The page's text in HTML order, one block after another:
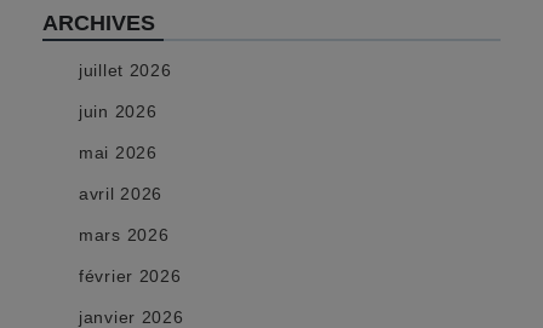
ARCHIVES
juillet 2026
juin 2026
mai 2026
avril 2026
mars 2026
février 2026
janvier 2026